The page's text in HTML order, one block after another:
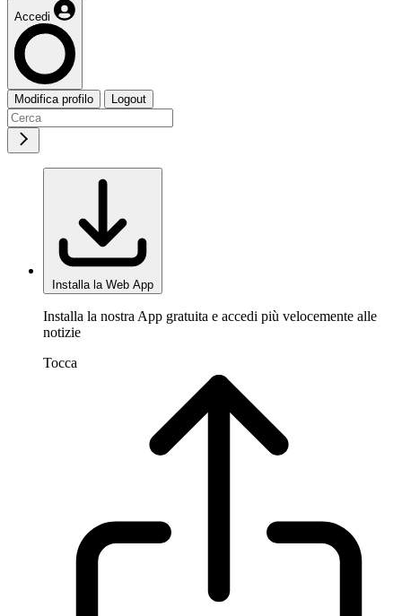
Accedi
Modifica profilo Logout
Installa la Web App
Installa la nostra App gratuita e accedi più velocemente alle
notizie
Tocca